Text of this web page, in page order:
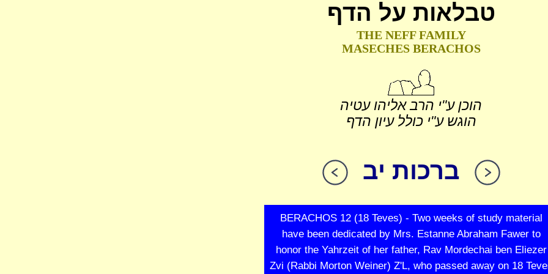
טבלאות על הדף
THE NEFF FAMILY
MASECHES BERACHOS
הוכן ע"י הרב אליהו עטיה
הוגש ע"י כולל עיון הדף
ברכות יב
BERACHOS 12 (18 Teves) - Two weeks of study material
have been dedicated by Mrs. Estanne Abraham Fawer to
honor the Yahrzeit of her father, Rav Mordechai ben Eliezer
Zvi (Rabbi Morton Weiner) Z'L, who passed away on 18